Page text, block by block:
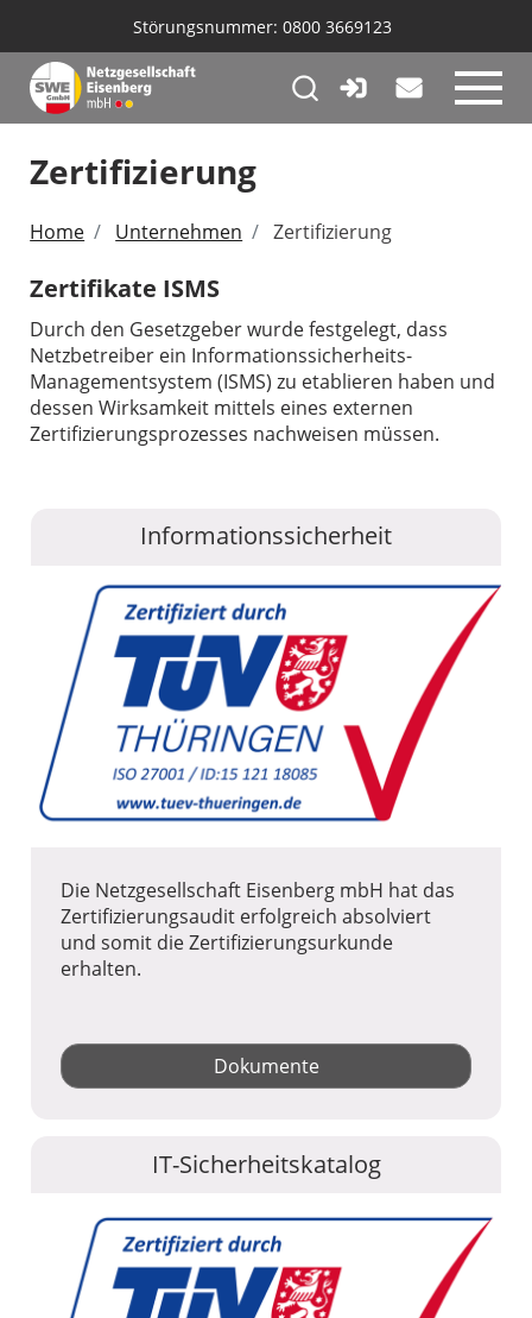
Störungsnummer: 0800 3669123
Logo der Netzgesellschaft Eisenberg
Zertifizierung
Home Unternehmen Zertifizierung
Zertifikate ISMS
Durch den Gesetzgeber wurde festgelegt, dass
Netzbetreiber ein Informationssicherheits-
Managementsystem (ISMS) zu etablieren haben und
dessen Wirksamkeit mittels eines externen
Zertifizierungsprozesses nachweisen müssen.
Informationssicherheit
Die Netzgesellschaft Eisenberg mbH hat das
Zertifizierungsaudit erfolgreich absolviert
und somit die Zertifizierungsurkunde
erhalten.
Dokumente
IT-Sicherheitskatalog